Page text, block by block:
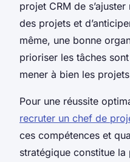
projet CRM de
des projets et
même, une bonne
prioriser les tâches
mener à bien les
Pour une réussite
recruter un chef de
ces compétences et
stratégique constitue